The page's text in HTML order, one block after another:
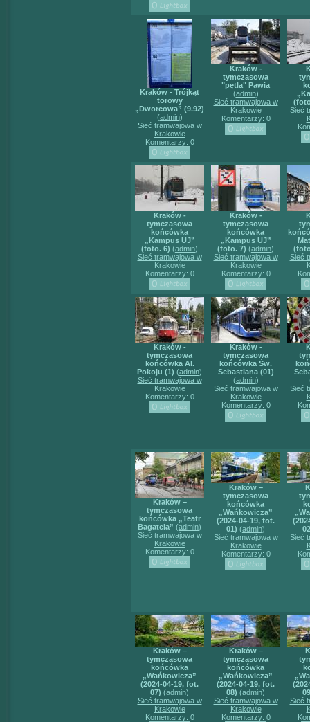
Kraków - Trójkąt
torowy
„Dworcowa” (9.92)
(admin)
Sieć tramwajowa w
Krakowie
Komentarzy: 0
Kraków -
tymczasowa
"pętla" Pawia
(admin)
Sieć tramwajowa w
Krakowie
Komentarzy: 0
Sieć
Kraków -
tymczasowa
końcówka
„Kampus UJ”
(foto. 6) (admin)
Sieć tramwajowa w
Krakowie
Komentarzy: 0
Kraków -
tymczasowa
końcówka
„Kampus UJ”
(foto. 7) (admin)
Sieć tramwajowa w
Krakowie
Komentarzy: 0
Sieć
Kraków -
tymczasowa
końcówka Al.
Pokoju (1) (admin)
Sieć tramwajowa w
Krakowie
Komentarzy: 0
Kraków -
tymczasowa
końcówka Św.
Sebastiana (01)
(admin)
Sieć tramwajowa w
Krakowie
Komentarzy: 0
Sieć
Kraków –
tymczasowa
końcówka „Teatr
Bagatela” (admin)
Sieć tramwajowa w
Krakowie
Komentarzy: 0
Kraków –
tymczasowa
końcówka
„Wańkowicza”
(2024-04-19, fot.
01) (admin)
Sieć tramwajowa w
Krakowie
Komentarzy: 0
Sieć
Kraków –
tymczasowa
końcówka
„Wańkowicza”
(2024-04-19, fot.
07) (admin)
Sieć tramwajowa w
Krakowie
Komentarzy: 0
Kraków –
tymczasowa
końcówka
„Wańkowicza”
(2024-04-19, fot.
08) (admin)
Sieć tramwajowa w
Krakowie
Komentarzy: 0
Sieć